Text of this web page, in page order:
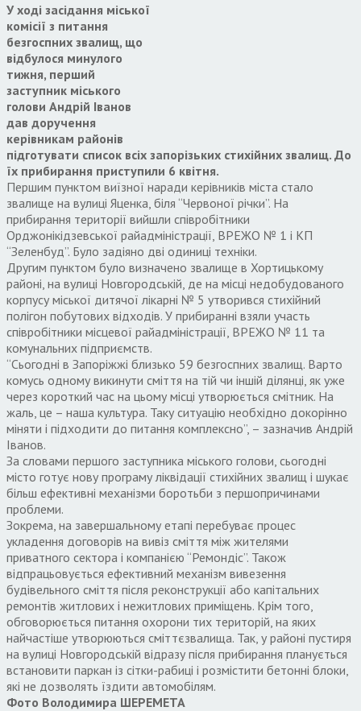
У ході засідання міської
комісії з питання
безгоспних звалищ, що
відбулося минулого
тижня, перший
заступник міського
голови Андрій Іванов
дав доручення
керівникам районів
підготувати список всіх запорізьких стихійних звалищ. До
їх прибирання приступили 6 квітня.
Першим пунктом виїзної наради керівників міста стало
звалище на вулиці Яценка, біля “Червоної річки”. На
прибирання території вийшли співробітники
Орджонікідзевської райадміністрації, ВРЕЖО № 1 і КП
“Зеленбуд”. Було задіяно дві одиниці техніки.
Другим пунктом було визначено звалище в Хортицькому
районі, на вулиці Новгородській, де на місці недобудованого
корпусу міської дитячої лікарні № 5 утворився стихійний
полігон побутових відходів. У прибиранні взяли участь
співробітники місцевої райадміністрації, ВРЕЖО № 11 та
комунальних підприємств.
“Сьогодні в Запоріжжі близько 59 безгоспних звалищ. Варто
комусь одному викинути сміття на тій чи іншій ділянці, як уже
через короткий час на цьому місці утворюється смітник. На
жаль, це – наша культура. Таку ситуацію необхідно докорінно
міняти і підходити до питання комплексно”, – зазначив Андрій
Іванов.
За словами першого заступника міського голови, сьогодні
місто готує нову програму ліквідації стихійних звалищ і шукає
більш ефективні механізми боротьби з першопричинами
проблеми.
Зокрема, на завершальному етапі перебуває процес
укладення договорів на вивіз сміття між жителями
приватного сектора і компанією “Ремондіс”. Також
відпрацьовується ефективний механізм вивезення
будівельного сміття після реконструкції або капітальних
ремонтів житлових і нежитлових приміщень. Крім того,
обговорюється питання охорони тих територій, на яких
найчастіше утворюються сміттєзвалища. Так, у районі пустиря
на вулиці Новгородській відразу після прибирання планується
встановити паркан із сітки-рабиці і розмістити бетонні блоки,
які не дозволять їздити автомобілям.
Фото Володимира ШЕРЕМЕТА